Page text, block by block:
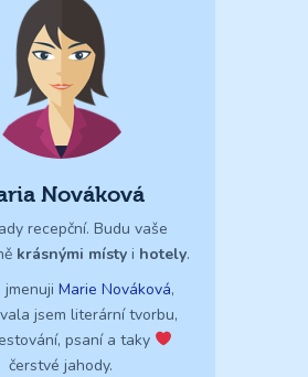
Nováková
recepční. Budu vaše
krásnými místy i hotely.
jmenuji Marie Nováková,
jsem literární tvorbu,
psaní a taky
čerstvé jahody.